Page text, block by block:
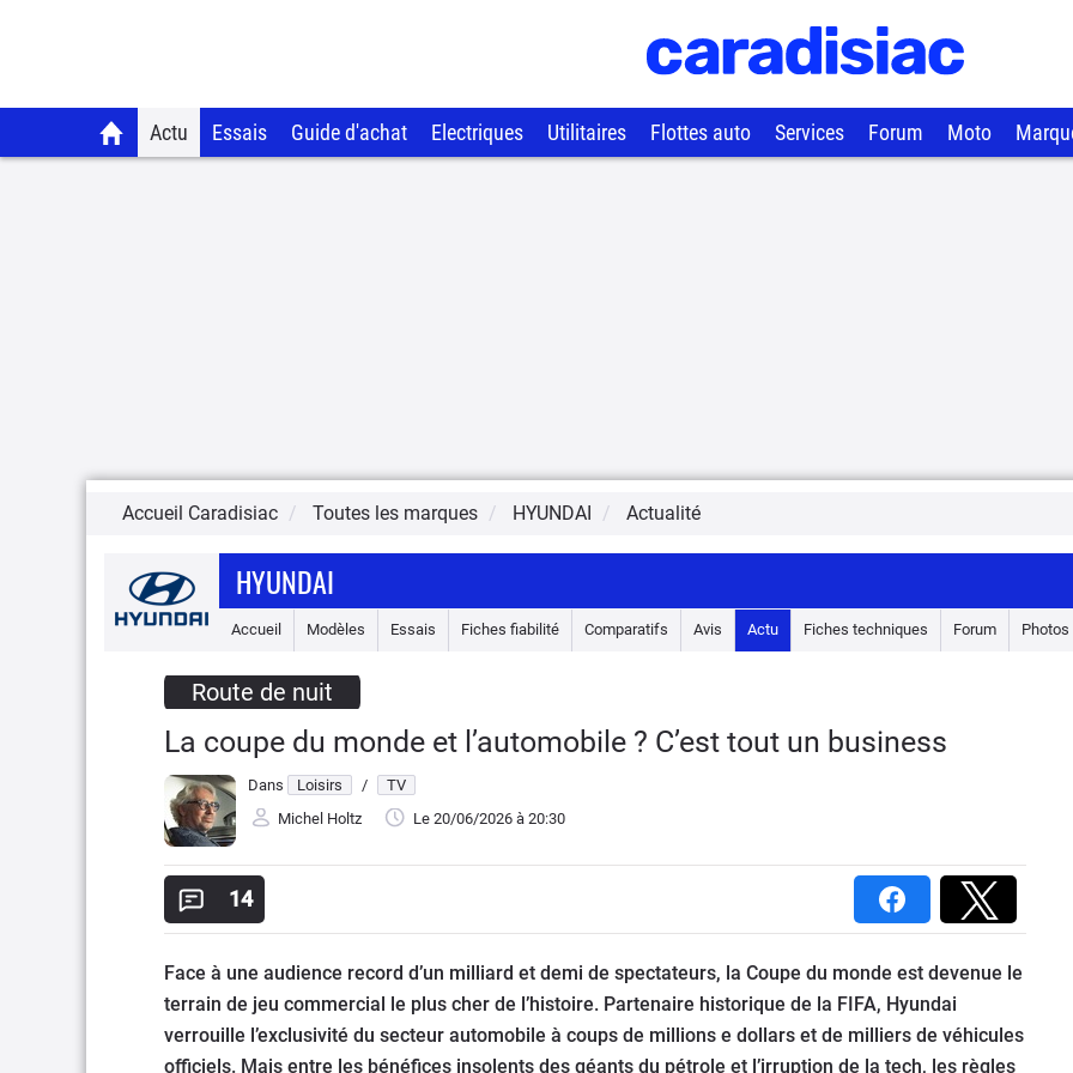
Actu Essais Guide d'achat Electriques Utilitaires Flottes auto Services Forum Moto
Accueil Caradisiac Toutes les marques HYUNDAI Actualité
HYUNDAI
Accueil Modèles Essais Fiches fiabilité Comparatifs Avis Actu Fiches techniques Forum Photos
Route de nuit
La coupe du monde et l’automobile ? C’est tout un business
Dans Loisirs /
TV
Michel Holtz
Le 20/06/2026 à 20:30
14
Face à une audience record d’un milliard et demi de spectateurs, la Coupe du monde est devenue le
terrain de jeu commercial le plus cher de l’histoire. Partenaire historique de la FIFA, Hyundai
verrouille l’exclusivité du secteur automobile à coups de millions e dollars et de milliers de véhicules
officiels. Mais entre les bénéfices insolents des géants du pétrole et l’irruption de la tech, les règles